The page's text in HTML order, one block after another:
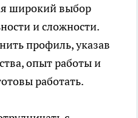
широкий выбор
и сложности.
профиль, указав
опыт работы и
работать.